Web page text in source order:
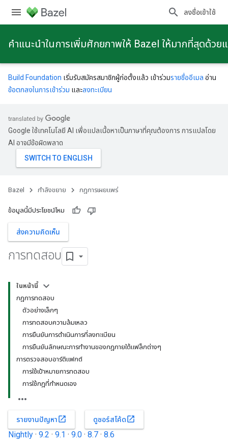
ลงชื่อเข้าใช้
คําแนะนําในการเพิ่มศักยภาพให้ Bazel ให้มากที่สุดด้ว
Build Foundation เริ่มรับสมัครสมาชิกผู้ก่อตั้งแล้ว เข้าร่วมรายชื่ออีเมล อ่าน
ข้อตกลงในการเข้าร่วม และลงทะเบียน
Google ใช้เทคโนโลยี AI เพื่อแปลเนื้อหาเป็นภาษาที่คุณต้องการ การแปลโดย
AI อาจมีข้อผิดพลาด
Bazel กําลังขยาย กฎการเผยแพร่
ข้อมูลนี้มีประโยชน์ไหม
ส่งความคิดเห็น
การทดสอบ
ในหน้านี้
กฎการทดสอบ
ตัวอย่างเล็กๆ
การทดสอบความล้มเหลว
การยืนยันการดำเนินการที่ลงทะเบียน
การยืนยันลักษณะการทำงานของกฎภายใต้แฟล็กต่างๆ
การตรวจสอบอาร์ติแฟกต์
การใช้เป้าหมายการทดสอบ
การใช้กฎที่กำหนดเอง
รายงานปัญหาopen_in_new ดูซอร์สโค้ดopen_in_new
Nightly · 9.2 · 9.1 · 9.0 · 8.7 · 8.6